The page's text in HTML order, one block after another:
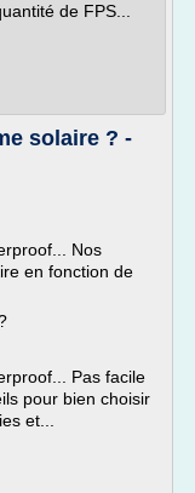
de FPS...
solaire ? -
Nos
en fonction de
Pas facile
pour bien choisir
et...